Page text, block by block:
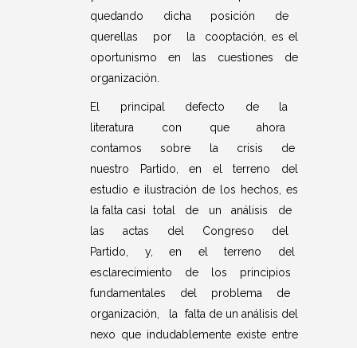
quedando dicha posición de
querellas por la cooptación, es el
oportunismo en las cuestiones de
organización.
El principal defecto de la
literatura con que ahora
contamos sobre la crisis de
nuestro Partido, en el terreno del
estudio e ilustración de los hechos, es
la falta casi total de un análisis de
las actas del Congreso del
Partido, y, en el terreno del
esclarecimiento de los principios
fundamentales del problema de
organización, la falta de un análisis del
nexo que indudablemente existe entre